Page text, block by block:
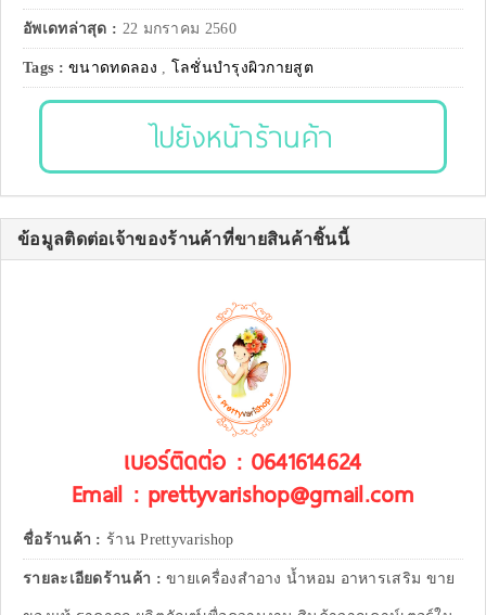
อัพเดทล่าสุด : 22 มกราคม 2560
Tags :ขนาดทดลอง , โลชั่นบำรุงผิวกายสูต
ไปยังหน้าร้านค้า
ข้อมูลติดต่อเจ้าของร้านค้าที่ขายสินค้าชิ้นนี้
เบอร์ติดต่อ : 0641614624
Email : prettyvarishop@gmail.com
ชื่อร้านค้า : ร้าน Prettyvarishop
รายละเอียดร้านค้า :ขายเครื่องสำอาง น้ำหอม อาหารเสริม ขาย